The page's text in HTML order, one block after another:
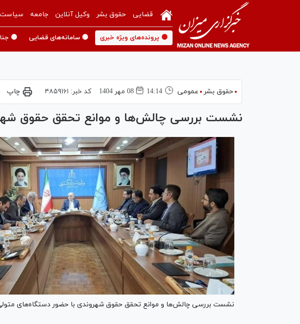
قضایی حقوق بشر وکیل آنلاین جامعه سیاست
🟡 پرونده‌های ویژه خبری 🟡 سامانه‌های قضایی 🟡
حقوق بشر عمومی 14:14 08 مهر 1404 کد خبر: ۴۸۵۹۱۶۱ چاپ
نشست بررسی چالش‌ها و موانع تحقق حقوق
نشست بررسی چالش‌ها و موانع تحقق حقوق شهروندی با حضور دستگاه‌های متولی